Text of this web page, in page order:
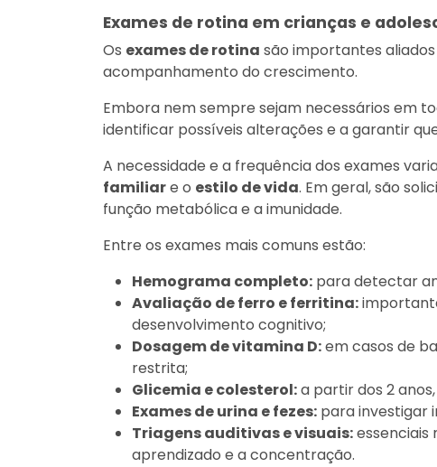
Exames de rotina em crianças e
Os exames de rotina são importantes
acompanhamento do crescimento.
Embora nem sempre sejam necessários em
identificar possíveis alterações e a garantir
A necessidade e a frequência dos exames
familiare o estilo de vida. Em geral, são
função metabólica e a imunidade.
Entre os exames mais comuns estão:
Hemograma completo: para detectar
Avaliação de ferro e ferritina:
desenvolvimento cognitivo;
Dosagem de vitamina D:em casos de
restrita;
Glicemia e colesterol:a partir dos 2
Exames de urina e fezes: para investigar
Triagens auditivas e visuais:essenciais
aprendizado e a concentração.